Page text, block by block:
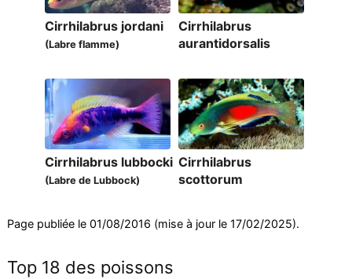
Cirrhilabrus jordani
(Labre flamme)
Cirrhilabrus
aurantidorsalis
Cirrhilabrus lubbocki
(Labre de Lubbock)
Cirrhilabrus
scottorum
Page publiée le 01/08/2016 (mise à jour le 17/02/2025).
Top 18 des poissons